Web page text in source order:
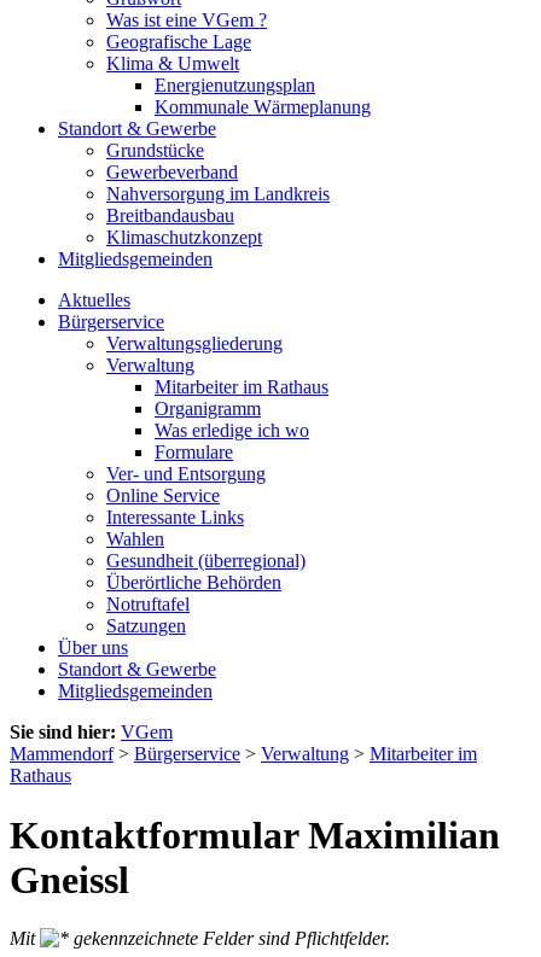
Was ist eine VGem ?
Geografische Lage
Klima & Umwelt
Energienutzungsplan
Kommunale Wärmeplanung
Standort & Gewerbe
Grundstücke
Gewerbeverband
Nahversorgung im Landkreis
Breitbandausbau
Klimaschutzkonzept
Mitgliedsgemeinden
Aktuelles
Bürgerservice
Verwaltungsgliederung
Verwaltung
Mitarbeiter im Rathaus
Organigramm
Was erledige ich wo
Formulare
Ver- und Entsorgung
Online Service
Interessante Links
Wahlen
Gesundheit (überregional)
Überörtliche Behörden
Notruftafel
Satzungen
Über uns
Standort & Gewerbe
Mitgliedsgemeinden
Sie sind hier: VGem
Mammendorf> Bürgerservice > Verwaltung > Mitarbeiter im
Rathaus
Kontaktformular Maximilian
Gneissl
Mit
gekennzeichnete Felder sind Pflichtfelder.